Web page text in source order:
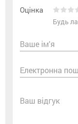
Оцінка
Будь
Ваше ім'я
Електронна
Ваш відгук